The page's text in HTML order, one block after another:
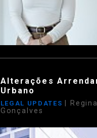
Alterações
Urbano
LEGAL UPDATES
| Regina
Gonçalves